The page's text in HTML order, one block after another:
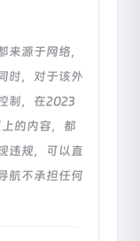
源于网络，
时，对于该外
制，在2023
的内容，都
违规，可以直
航不承担任何